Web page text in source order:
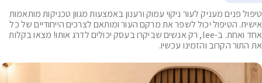
פנים מעניק לעור ניקוי עמוק ורענון באמצעות מגוון טכניקות מותאמות
הטיפול יכול לשפר את מרקם העור ומותאם לצרכים הייחודיים של כל
אחד ואחת. ב-lee, רק אנשים שביקרו בעסק יכולים לדרג אותו! מצאו בקלות
הקרוב והזמינו עכשיו.